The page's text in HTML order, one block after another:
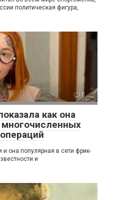
политическая фигура,
0
как она
и она популярная в сети фрик-
и